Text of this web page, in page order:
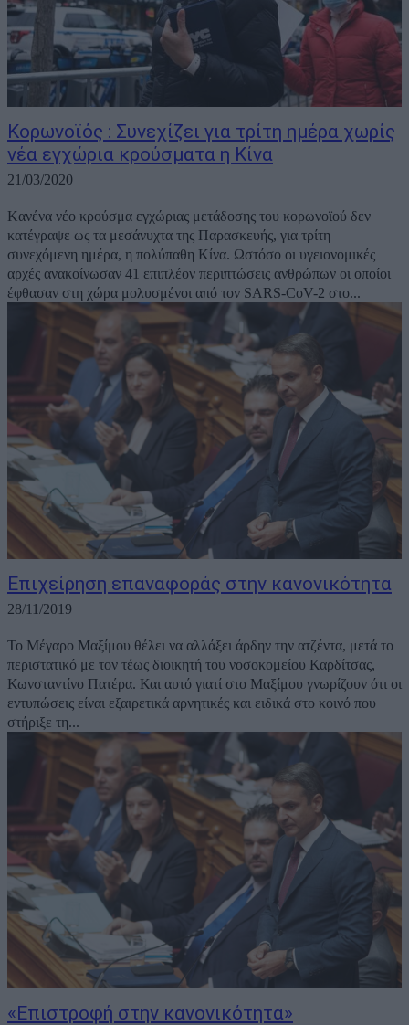
Κορωνοϊός : Συνεχίζει για τρίτη ημέρα χωρίς
νέα εγχώρια κρούσματα η Κίνα
21/03/2020
Kανένα νέο κρούσμα εγχώριας μετάδοσης του κορωνοϊού δεν
κατέγραψε ως τα μεσάνυχτα της Παρασκευής, για τρίτη
συνεχόμενη ημέρα, η πολύπαθη Κίνα. Ωστόσο οι υγειονομικές
αρχές ανακοίνωσαν 41 επιπλέον περιπτώσεις ανθρώπων οι οποίοι
έφθασαν στη χώρα μολυσμένοι από τον SARS-CoV-2 στο...
Επιχείρηση επαναφοράς στην κανονικότητα
28/11/2019
Το Μέγαρο Μαξίμου θέλει να αλλάξει άρδην την ατζέντα, μετά το
περιστατικό με τον τέως διοικητή του νοσοκομείου Καρδίτσας,
Κωνσταντίνο Πατέρα. Και αυτό γιατί στο Μαξίμου γνωρίζουν ότι οι
εντυπώσεις είναι εξαιρετικά αρνητικές και ειδικά στο κοινό που
στήριξε τη...
«Eπιστροφή στην κανονικότητα»